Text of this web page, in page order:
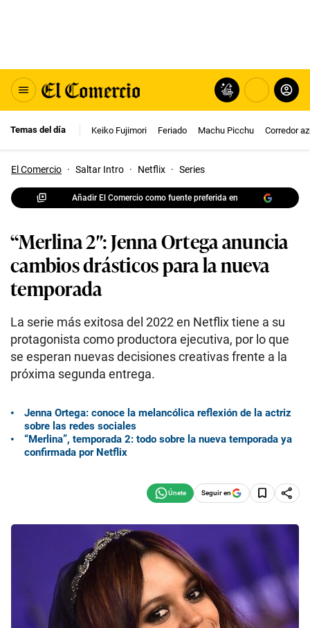
Temas del día Keiko Fujimori Feriado Machu Picchu Corredor
El Comercio · Saltar Intro · Netflix · Series
Añadir El Comercio como fuente preferida en
“Merlina 2″: Jenna Ortega anuncia
cambios drásticos para la nueva
temporada
La serie más exitosa del 2022 en Netflix tiene a su
protagonista como productora ejecutiva, por lo que
se esperan nuevas decisiones creativas frente a la
próxima segunda entrega.
Jenna Ortega: conoce la melancólica reflexión de la actriz
sobre las redes sociales
“Merlina”, temporada 2: todo sobre la nueva temporada ya
confirmada por Netflix
Seguir en